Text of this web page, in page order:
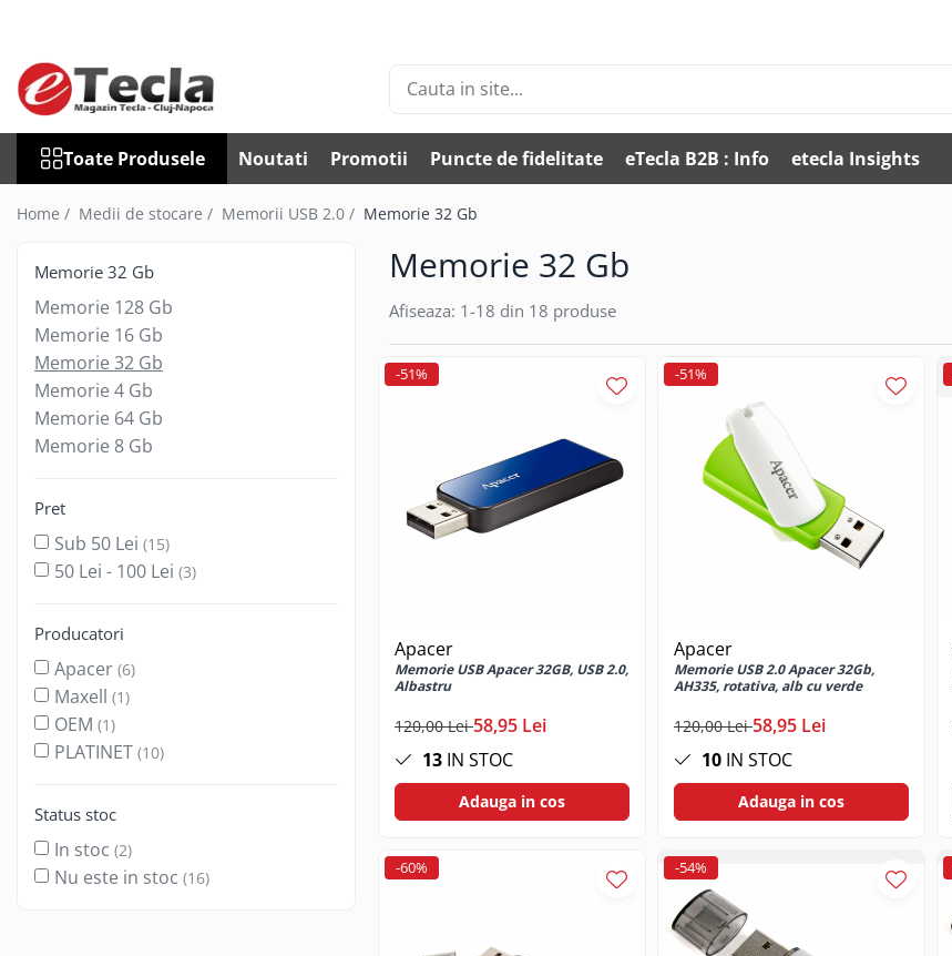
Toate Produsele
Accesorii Diverse
Accesorii auto
Auto accesorii scule
Becuri auto
Car DVR
Car FM
Huse Talon & Permis
Tractare Auto
Accesorii Foto
Huse foto
Articole divertisment
Jocuri de masa
Machiaj temporar si efecte speciale
Seturi si jocuri creative
Munca mobila
Microfoane Video & Vlogging
Selfie Stickuri pentru Vlogging &
Continut Video
Masinute si vehicule
Nisip kinetic si modelabil
Accesorii Gaming
Toate Produsele Noutati Promotii Puncte de fidelitate eTecla B2B : Info etecla Insights
Home / Medii de stocare / Memorii USB 2.0 / Memorie 32 Gb
Memorie 32 Gb
Memorie 32 Gb
Memorie 128 Gb
Memorie 16 Gb
Memorie 32 Gb
Memorie 4 Gb
Memorie 64 Gb
Memorie 8 Gb
Pret
Sub 50 Lei (15)
50 Lei - 100 Lei (3)
Producatori
Apacer (6)
Maxell (1)
OEM (1)
PLATINET (10)
Status stoc
In stoc (2)
Nu este in stoc (16)
Afiseaza: 1-18 din 18 produse
-51%
Apacer
Memorie USB Apacer 32GB, USB 2.0,
Albastru
120,00 Lei58,95 Lei
13 IN STOC
Adauga in cos
-51%
Apacer
Memorie USB 2.0 Apacer 32Gb,
AH335, rotativa, alb cu verde
120,00 Lei58,95 Lei
10 IN STOC
Adauga in cos
-60% -54%